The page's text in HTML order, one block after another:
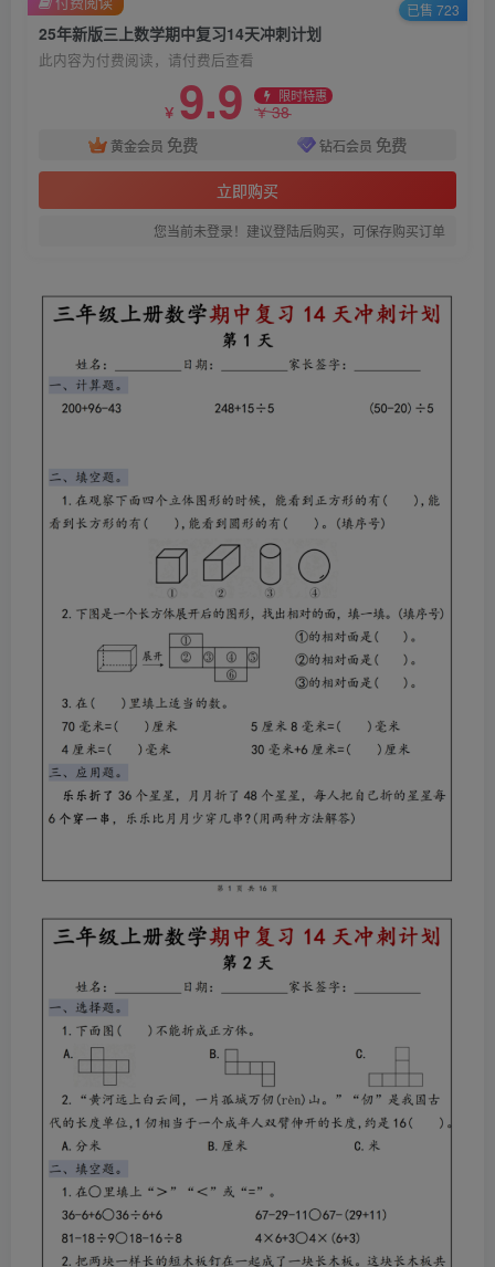
25年新版三上数学期中复习14天冲刺计划
此内容为付费阅读，请付费后查看
￥ 9.9 限时特惠
￥38
黄金会员 免费 钻石会员 免费
立即购买
您当前未登录！建议登陆后购买，可保存购买订单
已售 723